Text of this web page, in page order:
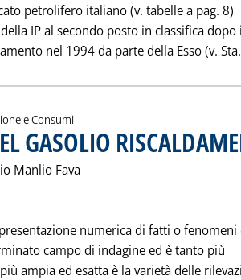
petrolifero italiano (v. tabelle a pag. 8)
IP al secondo posto in classifica dopo
nel 1994 da parte della Esso (v.
e Consumi
GASOLIO
Manlio Fava
numerica di fatti o fenomeni
campo di indagine ed è tanto più
ampia ed esatta è la varietà delle